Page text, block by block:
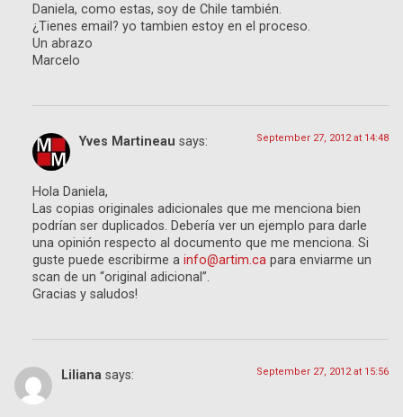
Daniela, como estas, soy de Chile también.
¿Tienes email? yo tambien estoy en el proceso.
Un abrazo
Marcelo
Yves Martineau says: September 27, 2012 at 14:48
Hola Daniela,
Las copias originales adicionales que me menciona bien
podrían ser duplicados. Debería ver un ejemplo para darle
una opinión respecto al documento que me menciona. Si
guste puede escribirme a info@artim.ca para enviarme un
scan de un “original adicional”.
Gracias y saludos!
Liliana says: September 27, 2012 at 15:56